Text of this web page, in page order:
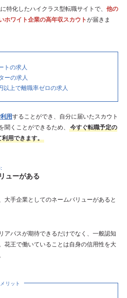
特化したハイクラス型転職サイトで、 他の
ホワイト企業の高年収スカウトが届きま
トの求人
ーの求人
上で離職率ゼロの求人
用することができ、自分に届いたスカウト
くことができるため、
今すぐ転職予定の
用できます。
ューがある
大手企業としてのネームバリューがあると
アパスが期待できるだけでなく、一般認知
花王で働いていることは自身の信用性を大
リット